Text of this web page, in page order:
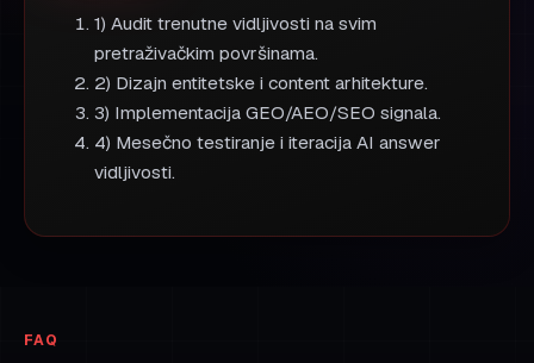
1) Audit trenutne vidljivosti na svim
pretraživačkim površinama.
2) Dizajn entitetske i content arhitekture.
3) Implementacija GEO/AEO/SEO signala.
4) Mesečno testiranje i iteracija AI answer
vidljivosti.
FAQ